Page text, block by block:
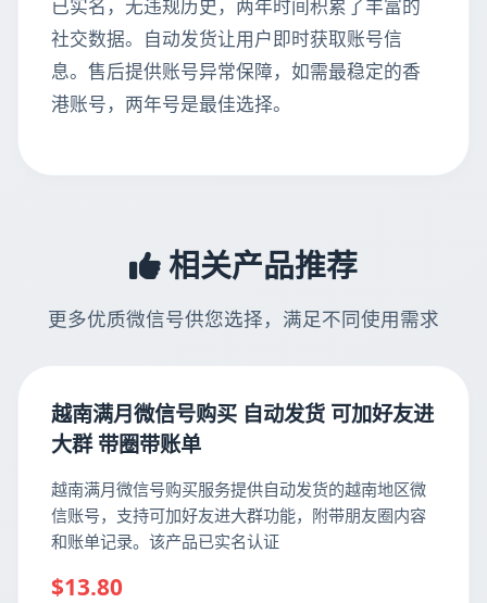
已实名，无违规历史，两年时间积累了丰富的
社交数据。自动发货让用户即时获取账号信
息。售后提供账号异常保障，如需最稳定的香
港账号，两年号是最佳选择。
相关产品推荐
更多优质微信号供您选择，满足不同使用需求
越南满月微信号购买 自动发货 可加好友进
大群 带圈带账单
越南满月微信号购买服务提供自动发货的越南地区微
信账号，支持可加好友进大群功能，附带朋友圈内容
和账单记录。该产品已实名认证
$13.80